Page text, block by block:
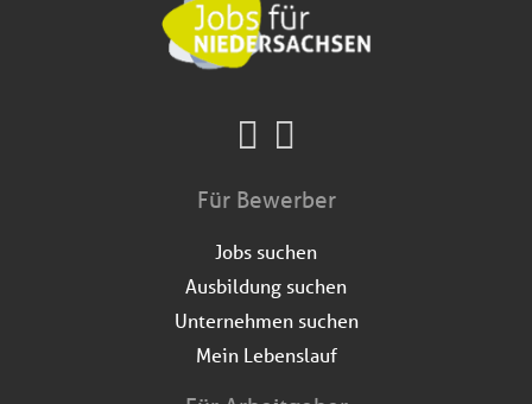
Für Bewerber
Jobs suchen
Ausbildung suchen
Unternehmen suchen
Mein Lebenslauf